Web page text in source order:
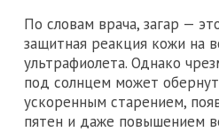
По словам врача, загар —
защитная реакция кожи на
ультрафиолета. Однако
под солнцем может
ускоренным старением,
пятен и даже повышением